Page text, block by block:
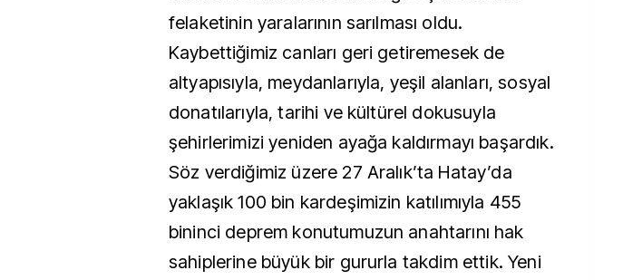
felaketinin yaralarının sarılması oldu.
Kaybettiğimiz canları geri getiremesek de
altyapısıyla, meydanlarıyla, yeşil alanları, sosyal
donatılarıyla, tarihi ve kültürel dokusuyla
şehirlerimizi yeniden ayağa kaldırmayı başardık.
Söz verdiğimiz üzere 27 Aralık’ta Hatay’da
yaklaşık 100 bin kardeşimizin katılımıyla 455
bininci deprem konutumuzun anahtarını hak
sahiplerine büyük bir gururla takdim ettik. Yeni